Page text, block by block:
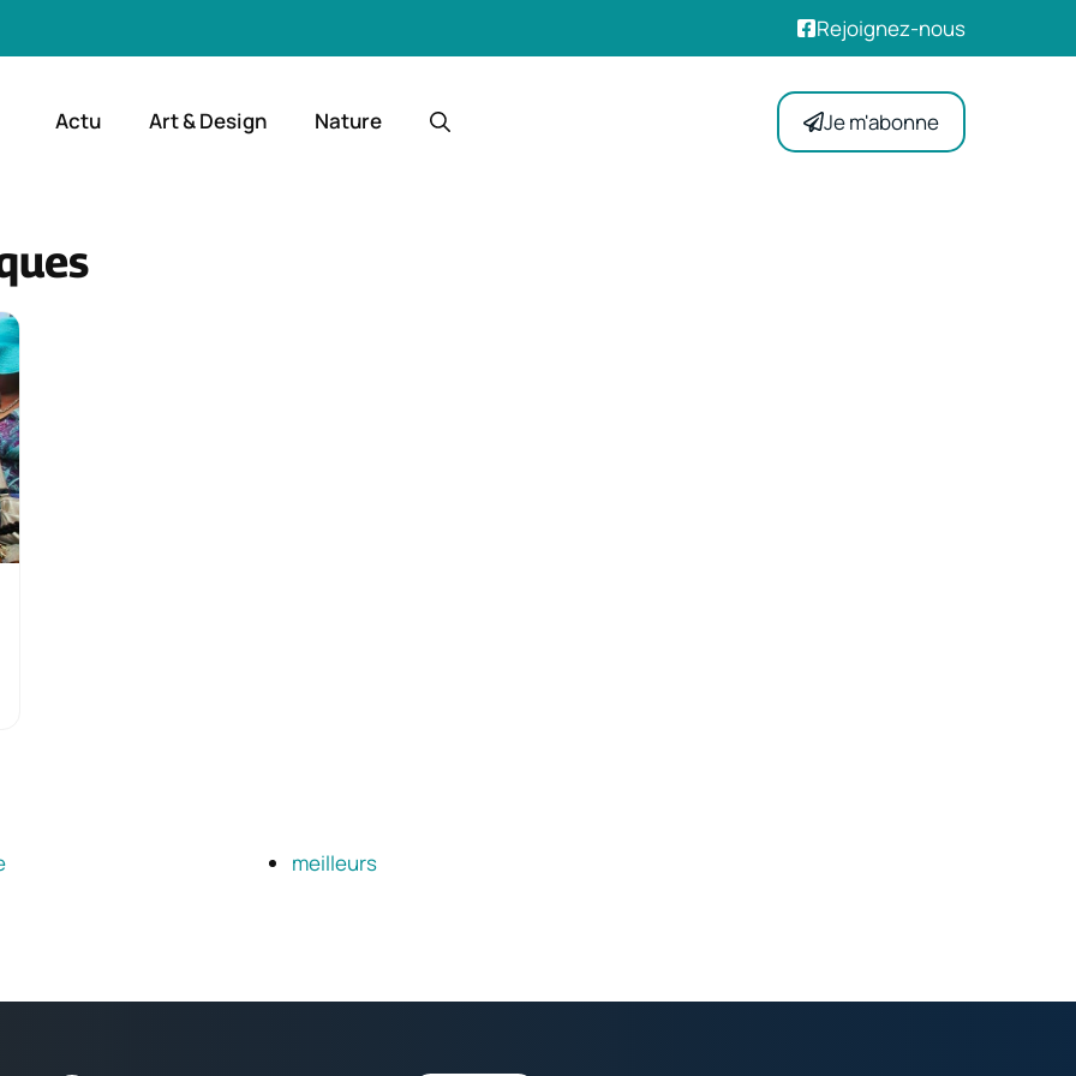
Rejoignez-nous
Actu Art & Design Nature Je m'abonne
meilleurs